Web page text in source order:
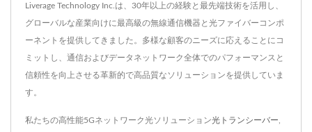
Liverage Technology Inc.は、30年以上の経験と最先端技術を活用し、
グローバルな産業向けに最高級の無線通信機器と光ファイバーコンポ
ーネントを提供してきました。多様な顧客のニーズに応えることにコ
ミットし、通信およびデータネットワーク全体でのパフォーマンスと
信頼性を向上させる革新的で高品質なソリューションを提供していま
す。
私たちの高性能5Gネットワーク光ソリューション光トランシーバー